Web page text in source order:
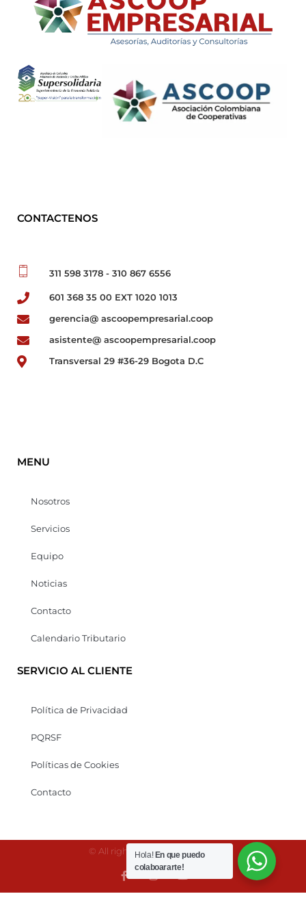
CONTACTENOS
311 598 3178 - 310 867 6556
601 368 35 00 EXT 1020 1013
gerencia@ ascoopempresarial.coop
asistente@ ascoopempresarial.coop
Transversal 29 #36-29 Bogota D.C
MENU
Nosotros
Servicios
Equipo
Noticias
Contacto
Calendario Tributario
SERVICIO AL CLIENTE
Política de Privacidad
PQRSF
Políticas de Cookies
Contacto
© All rights reserved Kaonesis
Hola! En que puedo
colaboararte!